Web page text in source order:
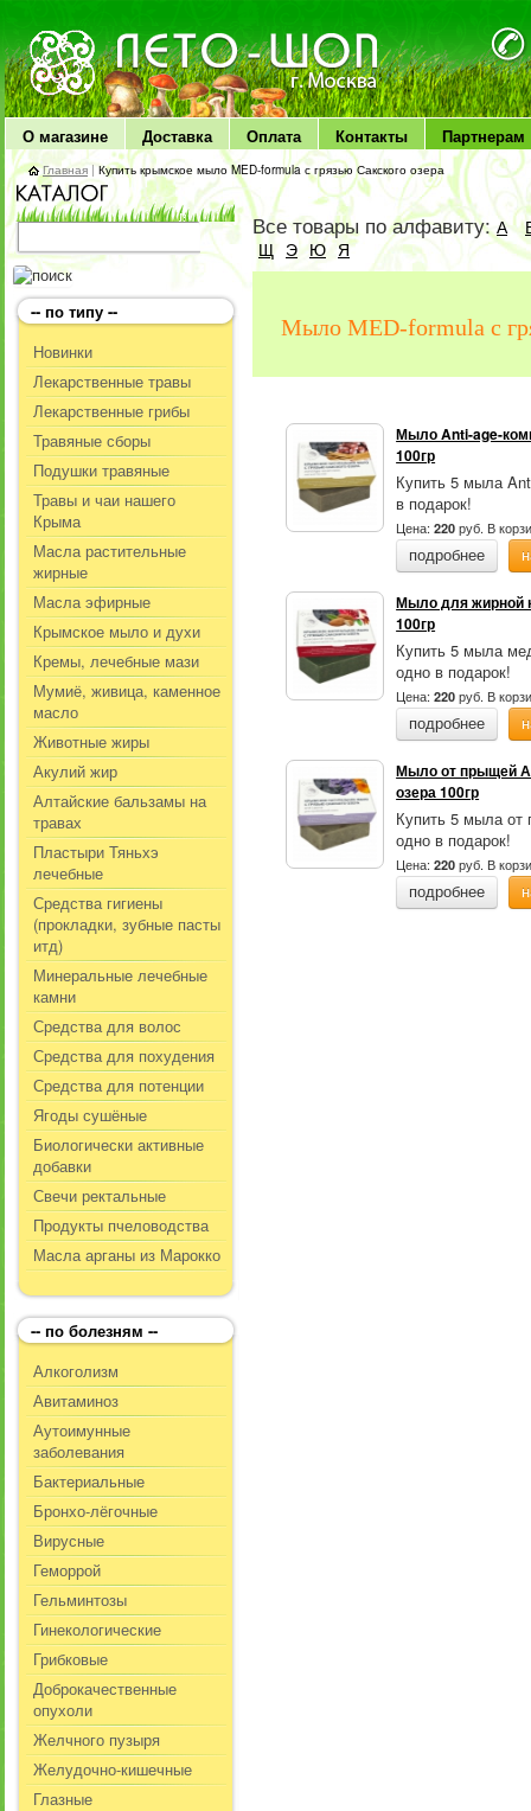
ЛЕТО чудо здоровья
О магазине Доставка Оплата Контакты Партнерам
Главная |Купить крымское мыло MED-formula с грязью Сакского озера
-- по типу --
Новинки
Лекарственные травы
Лекарственные грибы
Травяные сборы
Подушки травяные
Травы и чаи нашего
Крыма
Масла растительные
жирные
Масла эфирные
Крымское мыло и духи
Кремы, лечебные мази
Мумиё, живица, каменное
масло
Животные жиры
Акулий жир
Алтайские бальзамы на
травах
Пластыри Тяньхэ
лечебные
Средства гигиены
(прокладки, зубные пасты
итд)
Минеральные лечебные
камни
Средства для волос
Средства для похудения
Средства для потенции
Ягоды сушёные
Биологически активные
добавки
Свечи ректальные
Продукты пчеловодства
Масла арганы из Марокко
-- по болезням --
Алкоголизм
Авитаминоз
Аутоимунные
заболевания
Бактериальные
Бронхо-лёгочные
Вирусные
Геморрой
Гельминтозы
Гинекологические
Грибковые
Доброкачественные
опухоли
Желчного пузыря
Желудочно-кишечные
Глазные
Все товары по алфавиту:А
Щ Э Ю Я
Мыло MED-formula с
Мыло Anti-age-
100гр
Купить 5 мыла
в подарок!
Цена:220 руб. В
подробнее
Мыло для жирной
100гр
Купить 5 мыла
одно в подарок!
Цена:220 руб. В
подробнее
Мыло от прыщей
озера 100гр
Купить 5 мыла
одно в подарок!
Цена:220 руб. В
подробнее